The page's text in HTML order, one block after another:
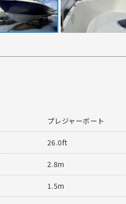
プレジャーボート
26.0ft
2.8m
1.5m